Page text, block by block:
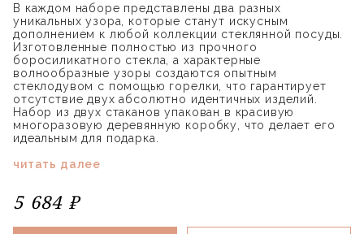
В каждом наборе представлены два разных
уникальных узора, которые станут искусным
дополнением к любой коллекции стеклянной посуды.
Изготовленные полностью из прочного
боросиликатного стекла, а характерные
волнообразные узоры создаются опытным
стеклодувом с помощью горелки, что гарантирует
отсутствие двух абсолютно идентичных изделий.
Набор из двух стаканов упакован в красивую
многоразовую деревянную коробку, что делает его
идеальным для подарка.
читать далее
5 684 ₽